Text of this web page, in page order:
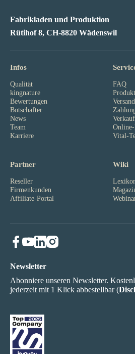
Fabrikladen und Produktion
Rütihof 8, CH-8820 Wädenswil
Infos
Qualität
kingnature
Bewertungen
Botschafter
News
Team
Karriere
FAQ
Vital-
Partner
Reseller
Firmenkunden
Affiliate-Portal
Wiki
Newsletter
Abonniere unseren Newsletter.
jederzeit mit 1 Klick abbestellbar (